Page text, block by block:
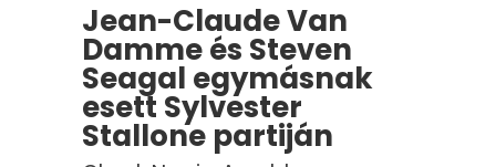
Jean-Claude Van
Damme és Steven
Seagal egymásnak
esett Sylvester
Stallone partiján